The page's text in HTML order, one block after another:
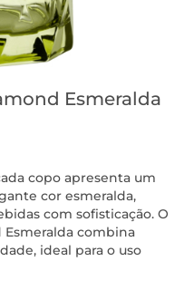
Esmeralda
copo apresenta um
cor esmeralda,
com sofisticação. O
combina
ideal para o uso